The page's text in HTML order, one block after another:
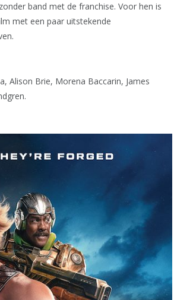
band met de franchise. Voor hen is
met een paar uitstekende
Alison Brie, Morena Baccarin, James